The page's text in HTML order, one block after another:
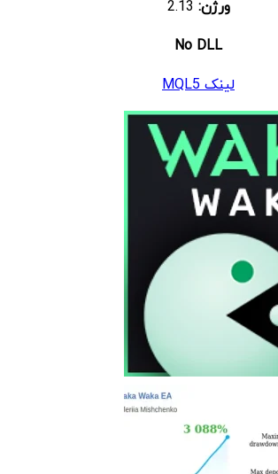
ورژن:
No DLL
لینک MQL5